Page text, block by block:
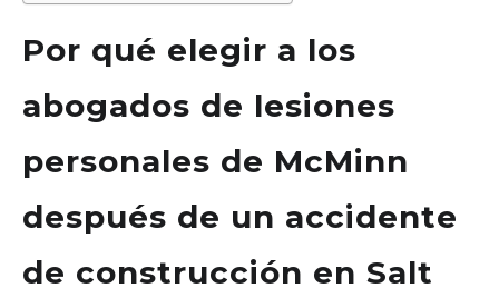
Por qué elegir a los
abogados de lesiones
personales de McMinn
después de un accidente
de construcción en Salt